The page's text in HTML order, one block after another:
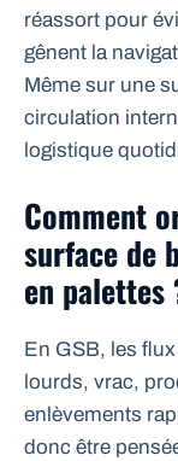
réassort pour
gênent la
Même sur une
circulation
logistique
Comment
surface de
en palettes
En GSB, les
lourds, vrac,
enlèvements
donc être